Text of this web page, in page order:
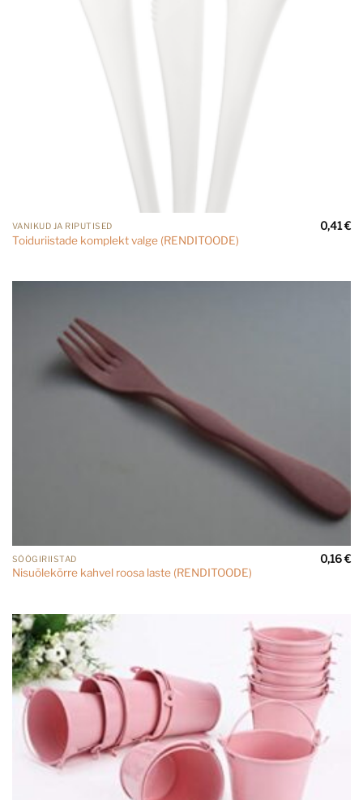
VANIKUD JA RIPUTISED
Toiduriistade komplekt valge (RENDITOODE)
0,41€
SÖÖGIRIISTAD
Nisuõlekõrre kahvel roosa laste (RENDITOODE)
0,16€